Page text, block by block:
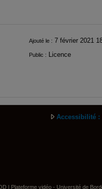
Ajouté le : 7 février 2021
Public : Licence
Accessibilité :
| Plateforme vidéo - Université de